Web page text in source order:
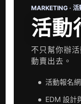
MARKETING ·
活動
不只幫你辦
動賣出去。
活動報名
EDM 設計